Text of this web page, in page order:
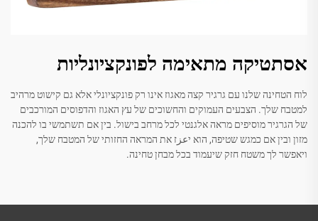
אסתטיקה מתאימה לפונקציונליות
לוח הטחינה שלנו עם גרגיר קצה מאגוז אינו רק פונקציונלי אלא גם קישוט מרהיב
למטבח שלך. הצבעים העמוקים והחשוכים של עץ האגוז והדפוסים המורכבים
של הגרגיר מוסיפים מראה אלגנטי לכל מרחב בישול. בין אם תשתמשי בו להכנה
מזון ובין אם כמגש שטיפה, הוא יعزז את המראה החזותי של המטבח שלך,
ויאפשר לך משטח חזק שיעמוד בכל מבחן טחינה.